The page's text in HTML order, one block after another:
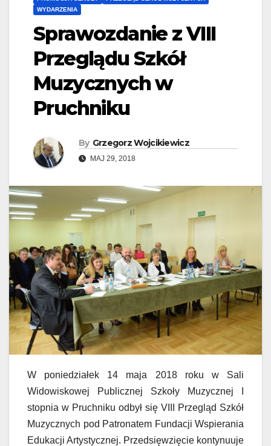
WYDARZENIA
Sprawozdanie z VIII
Przeglądu Szkół
Muzycznych w
Pruchniku
By Grzegorz Wojcikiewicz
MAJ 29, 2018
W poniedziałek 14 maja 2018 roku w Sali
Widowiskowej Publicznej Szkoły Muzycznej I
stopnia w Pruchniku odbył się VIII Przegląd Szkół
Muzycznych pod Patronatem Fundacji Wspierania
Edukacji Artystycznej. Przedsięwzięcie kontynuuje